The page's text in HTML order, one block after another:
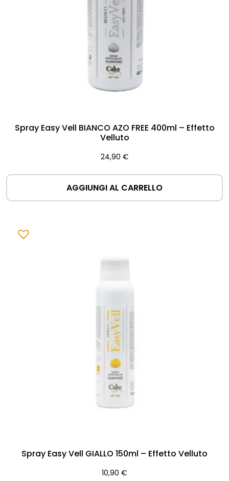
Spray Easy Vell BIANCO AZO FREE 400ml – Effetto
Velluto
24,90 €
AGGIUNGI AL CARRELLO
Spray Easy Vell GIALLO 150ml – Effetto Velluto
10,90 €